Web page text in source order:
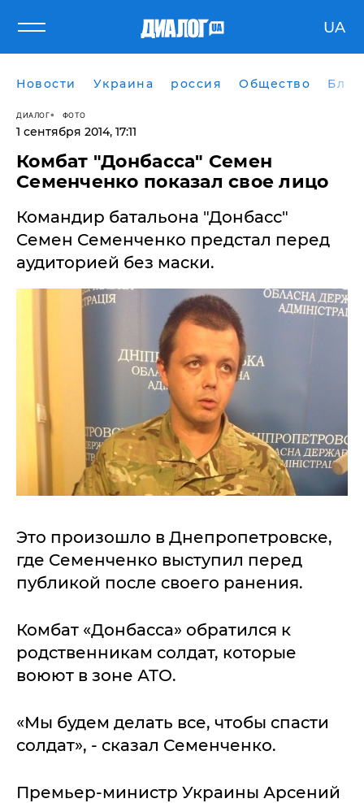
UA
Новости Украина россия Общество
ДИАЛОГ ФОТО
1 сентября 2014, 17:11
Комбат "Донбасса" Семен
Семенченко показал свое лицо
Командир батальона "Донбасс"
Семен Семенченко предстал перед
аудиторией без маски.
Это произошло в Днепропетровске,
где Семенченко выступил перед
публикой после своего ранения.
Комбат «Донбасса» обратился к
родственникам солдат, которые
воюют в зоне АТО.
«Мы будем делать все, чтобы спасти
солдат», - сказал Семенченко.
Премьер-министр Украины Арсений